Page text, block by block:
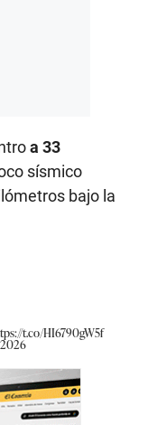
a 33
sísmico
bajo la
t.co/HI6790gW5f